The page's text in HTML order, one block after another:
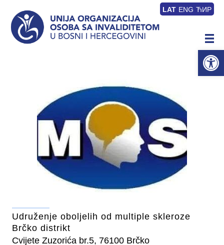
LAT ENG ЋИР
Udruženje oboljelih od multiple skleroze
Brčko distrikt
Cvijete Zuzorića br.5, 76100 Brčko